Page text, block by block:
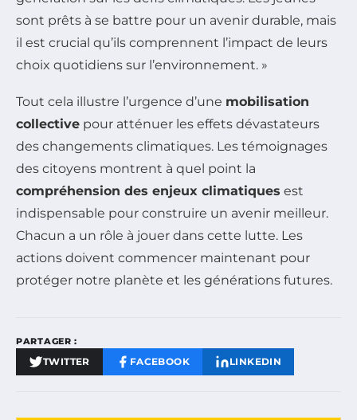
sont prêts à se battre pour un avenir durable, mais
il est crucial qu’ils comprennent l’impact de leurs
choix quotidiens sur l’environnement. »
Tout cela illustre l’urgence d’une mobilisation
collective pour atténuer les effets dévastateurs
des changements climatiques. Les témoignages
des citoyens montrent à quel point la
compréhension des enjeux climatiques est
indispensable pour construire un avenir meilleur.
Chacun a un rôle à jouer dans cette lutte. Les
actions doivent commencer maintenant pour
protéger notre planète et les générations futures.
PARTAGER :
TWITTER FACEBOOK LINKEDIN